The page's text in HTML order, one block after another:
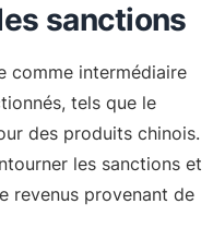
sanctions
comme intermédiaire
tels que le
des produits chinois.
les sanctions et
revenus provenant de